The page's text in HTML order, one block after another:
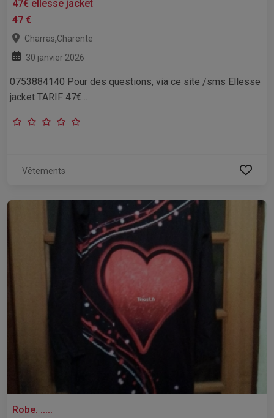
47€ ellesse jacket
47 €
Charras,Charente
30 janvier 2026
0753884140 Pour des questions, via ce site /sms Ellesse
jacket TARIF 47€...
Vêtements
Robe. .....